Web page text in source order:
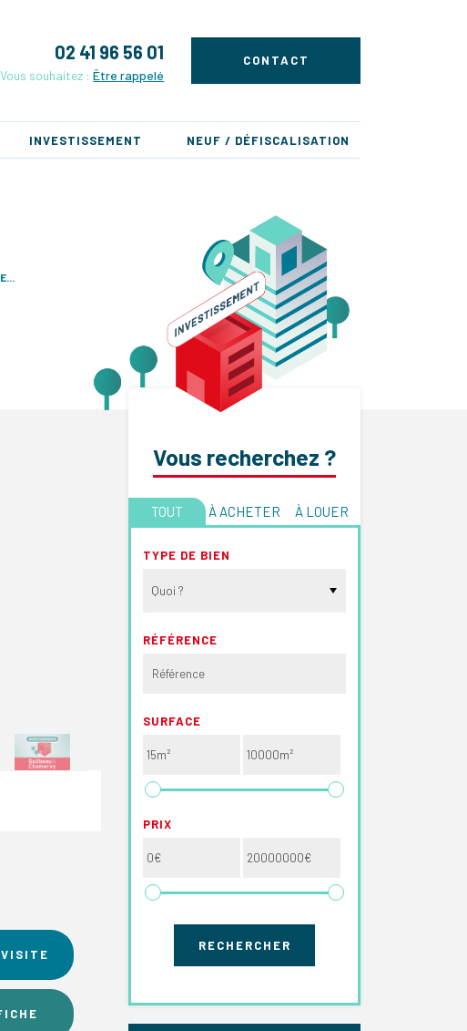
02 41 96 56 01
Vous souhaitez :Être rappelé
CONTACT
INVESTISSEMENT NEUF / DÉFISCALISATION
VISITE
Vous recherchez ?
TOUT À ACHETER À LOUER
TYPE DE BIEN
Quoi ?
RÉFÉRENCE
SURFACE
PRIX